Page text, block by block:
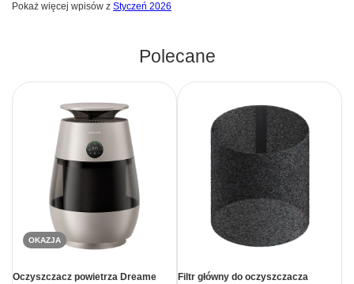
Pokaż więcej wpisów z Styczeń 2026
Polecane
OKAZJA
Oczyszczacz powietrza Dreame
Filtr główny do oczyszczacza